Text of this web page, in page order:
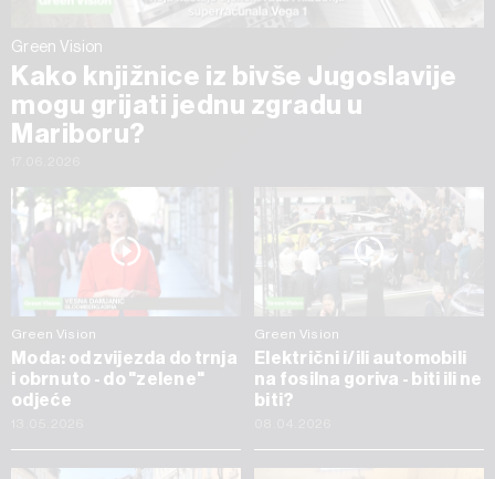
Green Vision
Kako knjižnice iz bivše Jugoslavije
mogu grijati jednu zgradu u
Mariboru?
Green Vision
Moda: od zvijezda do trnja
i obrnuto - do "zelene"
odjeće
Green Vision
Električni i/ili automobili
na fosilna goriva - biti ili ne
biti?